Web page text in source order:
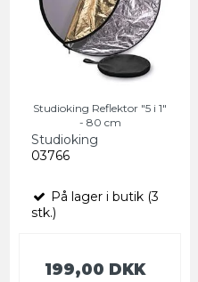
Studioking Reflektor "5 i 1"
- 80 cm
Studioking
03766
På lager i butik (3
stk.)
199,00 DKK